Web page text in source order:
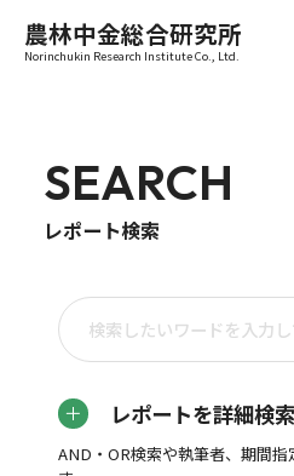
農林中金総合研究所
Norinchukin Research Institute Co., Ltd.
SEARCH
レポート検索
レポートを詳細検索
AND・OR検索や執筆者、期間